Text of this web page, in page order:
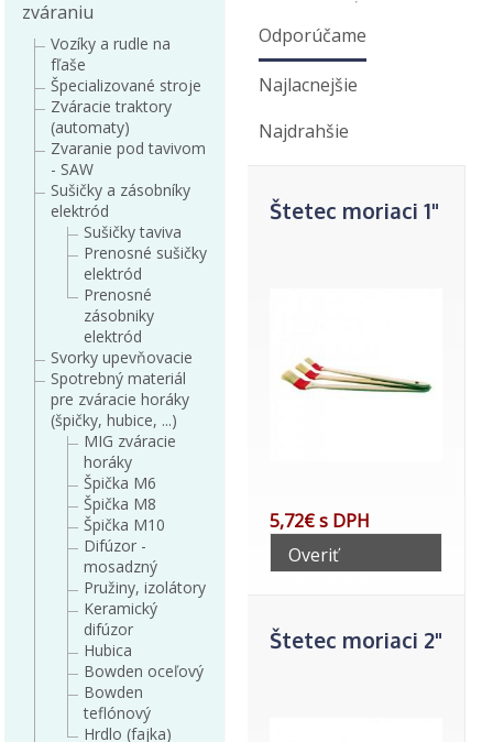
zváraniu
Vozíky a rudle na
fľaše
Špecializované stroje
Zváracie traktory
(automaty)
Zvaranie pod tavivom
- SAW
Sušičky a zásobníky
elektród
Sušičky taviva
Prenosné sušičky
elektród
Prenosné
zásobniky
elektród
Svorky upevňovacie
Spotrebný materiál
pre zváracie horáky
(špičky, hubice, ...)
MIG zváracie
horáky
Špička M6
Špička M8
Špička M10
Difúzor -
mosadzný
Pružiny, izolátory
Keramický
difúzor
Hubica
Bowden oceľový
Bowden
teflónový
Hrdlo (fajka)
Odporúčame
Najlacnejšie
Najdrahšie
Štetec moriaci 1"
5,72€ s DPH
Overiť
telefonicky
Štetec moriaci 2"